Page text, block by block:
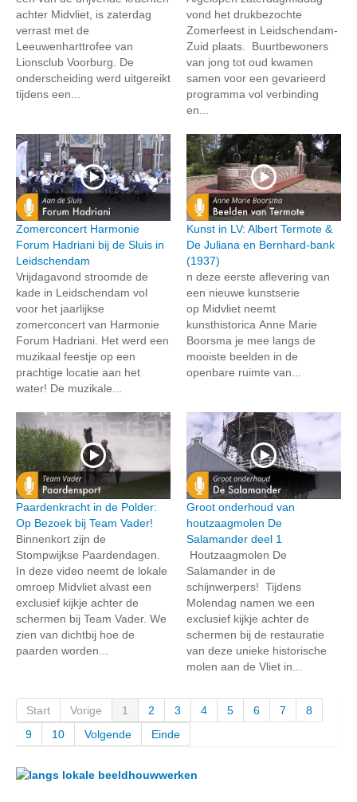
achter Midvliet, is zaterdag
verrast met de
Leeuwenharttrofee van
Lionsclub Voorburg. De
onderscheiding werd uitgereikt
tijdens een...
vond het drukbezochte
Zomerfeest in Leidschendam-
Zuid plaats. Buurtbewoners
van jong tot oud kwamen
samen voor een gevarieerd
programma vol verbinding
en...
Zomerconcert Harmonie
Forum Hadriani bij de Sluis in
Leidschendam
Vrijdagavond stroomde de
kade in Leidschendam vol
voor het jaarlijkse
zomerconcert van Harmonie
Forum Hadriani. Het werd een
muzikaal feestje op een
prachtige locatie aan het
water! De muzikale...
Kunst in LV: Albert Termote &
De Juliana en Bernhard-bank
(1937)
n deze eerste aflevering van
een nieuwe kunstserie
op Midvliet neemt
kunsthistorica Anne Marie
Boorsma je mee langs de
mooiste beelden in de
openbare ruimte van...
Paardenkracht in de Polder:
Op Bezoek bij Team Vader!
Binnenkort zijn de
Stompwijkse Paardendagen.
In deze video neemt de lokale
omroep Midvliet alvast een
exclusief kijkje achter de
schermen bij Team Vader. We
zien van dichtbij hoe de
paarden worden...
Groot onderhoud van
houtzaagmolen De
Salamander deel 1
Houtzaagmolen De
Salamander in de
schijnwerpers! Tijdens
Molendag namen we een
exclusief kijkje achter de
schermen bij de restauratie
van deze unieke historische
molen aan de Vliet in...
Start Vorige 1 2 3 4 5 6 7
8
9
10 Volgende Einde